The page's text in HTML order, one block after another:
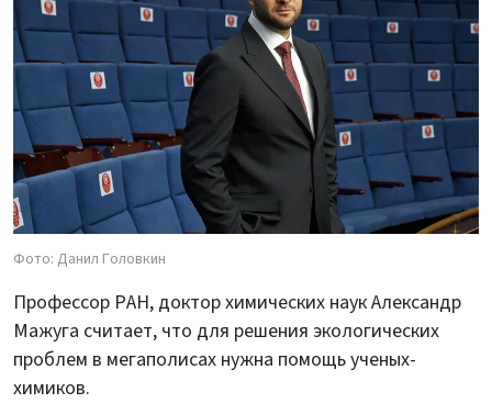
Фото: Данил Головкин
Профессор РАН, доктор химических наук Александр
Мажуга считает, что для решения экологических
проблем в мегаполисах нужна помощь ученых-
химиков.